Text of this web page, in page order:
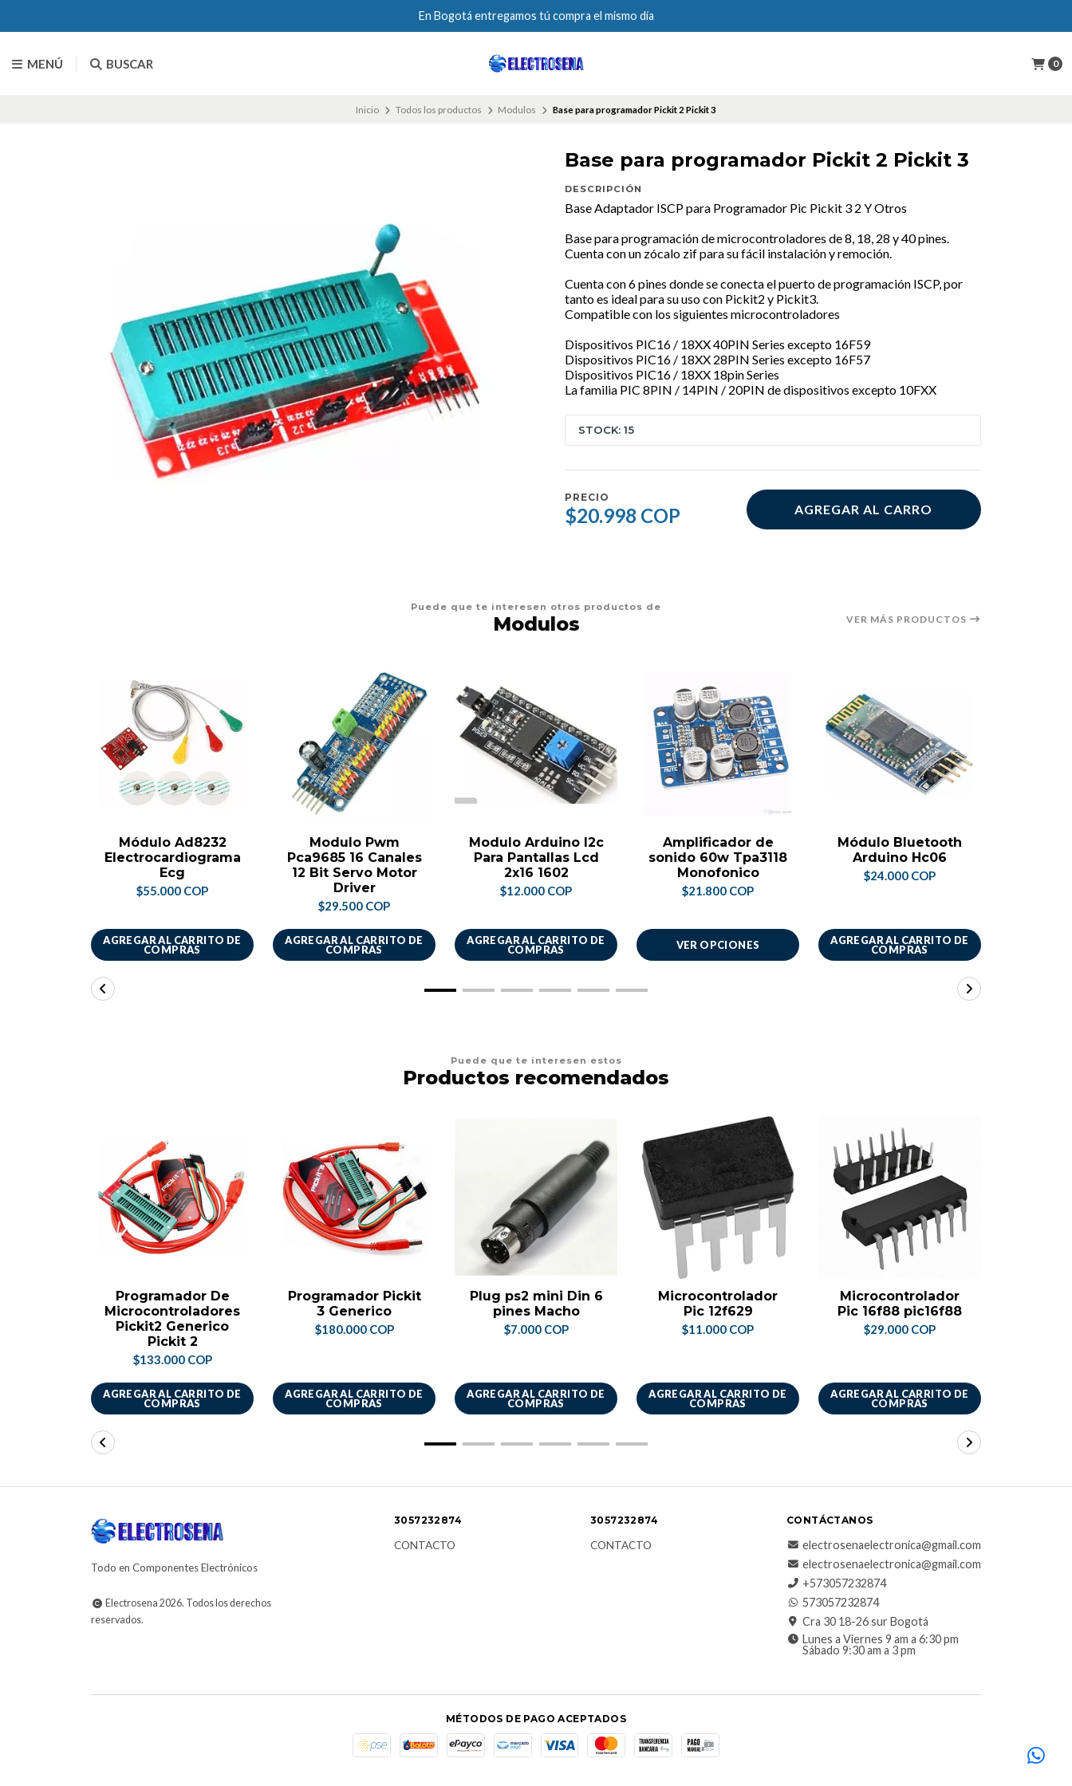
MENÚ BUSCAR 0
En Bogotá entregamos tú compra el mismo día
Inicio Todos los productos Modulos Base para programador Pickit 2 Pickit 3
Base para programador Pickit 2 Pickit 3
DESCRIPCIÓN
Base Adaptador ISCP para Programador Pic Pickit 3 2 Y Otros
Base para programación de microcontroladores de 8, 18, 28 y 40 pines.
Cuenta con un zócalo zif para su fácil instalación y remoción.
Cuenta con 6 pines donde se conecta el puerto de programación ISCP, por
tanto es ideal para su uso con Pickit2 y Pickit3.
Compatible con los siguientes microcontroladores
Dispositivos PIC16 / 18XX 40PIN Series excepto 16F59
Dispositivos PIC16 / 18XX 28PIN Series excepto 16F57
Dispositivos PIC16 / 18XX 18pin Series
La familia PIC 8PIN / 14PIN / 20PIN de dispositivos excepto 10FXX
STOCK: 15
PRECIO
$20.998 COP AGREGAR AL CARRO
Puede que te interesen otros productos de
Modulos VER MÁS PRODUCTOS
Módulo Ad8232
Electrocardiograma
Ecg
$55.000 COP
AGREGAR AL CARRITO DE
COMPRAS
Modulo Pwm
Pca9685 16 Canales
12 Bit Servo Motor
Driver
$29.500 COP
AGREGAR AL CARRITO DE
COMPRAS
Modulo Arduino I2c
Para Pantallas Lcd
2x16 1602
$12.000 COP
AGREGAR AL CARRITO DE
COMPRAS
Amplificador de
sonido 60w Tpa3118
Monofonico
$21.800 COP
VER OPCIONES
Módulo Bluetooth
Arduino Hc06
$24.000 COP
AGREGAR AL CARRITO DE
COMPRAS
Puede que te interesen estos
Productos recomendados
Programador De
Microcontroladores
Pickit2 Generico
Pickit 2
$133.000 COP
AGREGAR AL CARRITO DE
COMPRAS
Programador Pickit
3 Generico
$180.000 COP
AGREGAR AL CARRITO DE
COMPRAS
Plug ps2 mini Din 6
pines Macho
$7.000 COP
AGREGAR AL CARRITO DE
COMPRAS
Microcontrolador
Pic 12f629
$11.000 COP
AGREGAR AL CARRITO DE
COMPRAS
Microcontrolador
Pic 16f88 pic16f88
$29.000 COP
AGREGAR AL CARRITO DE
COMPRAS
Todo en Componentes Electrónicos
Electrosena 2026. Todos los derechos
reservados.
3057232874
CONTACTO
3057232874
CONTACTO
CONTÁCTANOS
electrosenaelectronica@gmail.com
electrosenaelectronica@gmail.com
+573057232874
573057232874
Cra 30 18-26 sur Bogotá
Lunes a Viernes 9 am a 6:30 pm
Sábado 9:30 am a 3 pm
MÉTODOS DE PAGO ACEPTADOS